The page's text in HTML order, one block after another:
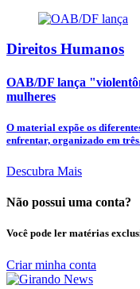
Direitos Humanos
OAB/DF lança
mulheres
O material expõe os
enfrentar, organizado em
Descubra Mais
Não possui uma conta?
Você pode ler matérias
Criar minha conta